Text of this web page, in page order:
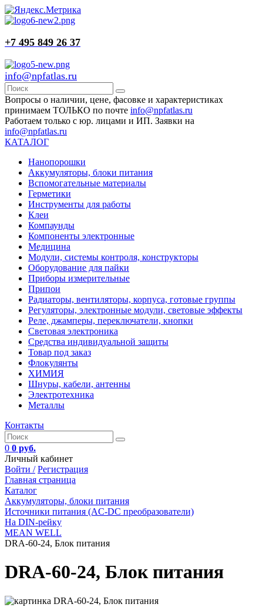
+7 495 849 26 37
info@npfatlas.ru
Вопросы о наличии, цене, фасовке и характеристиках
принимаем ТОЛЬКО по почте info@npfatlas.ru
Работаем только с юр. лицами и ИП. Заявки на
info@npfatlas.ru
КАТАЛОГ
Нанопорошки
Аккумуляторы, блоки питания
Вспомогательные материалы
Герметики
Инструменты для работы
Клеи
Компаунды
Компоненты электронные
Медицина
Модули, системы контроля, конструкторы
Оборудование для пайки
Приборы измерительные
Припои
Радиаторы, вентиляторы, корпуса, готовые группы
Регуляторы, электронные модули, световые эффекты
Реле, джамперы, переключатели, кнопки
Световая электроника
Средства индивидуальной защиты
Товар под заказ
Флокулянты
ХИМИЯ
Шнуры, кабели, антенны
Электротехника
Металлы
Контакты
0 0 руб.
Личный кабинет
Войти / Регистрация
Главная страница
Каталог
Аккумуляторы, блоки питания
Источники питания (AC-DC преобразователи)
На DIN-рейку
MEAN WELL
DRA-60-24, Блок питания
DRA-60-24, Блок питания